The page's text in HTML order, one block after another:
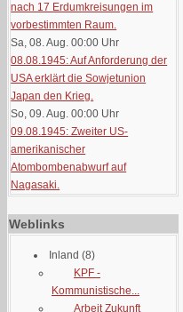
nach 17 Erdumkreisungen im
vorbestimmten Raum.
Sa, 08. Aug. 00:00 Uhr
08.08.1945: Auf Anforderung der
USA erklärt die Sowjetunion
Japan den Krieg.
So, 09. Aug. 00:00 Uhr
09.08.1945: Zweiter US-
amerikanischer
Atombombenabwurf auf
Nagasaki.
Weblinks
Inland (8)
KPF -
Kommunistische...
Arbeit Zukunft